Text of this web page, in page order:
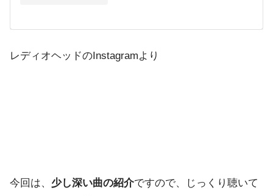
レディオヘッドのInstagramより
今回は、 少し深い曲の紹介ですので、じっくり聴いて